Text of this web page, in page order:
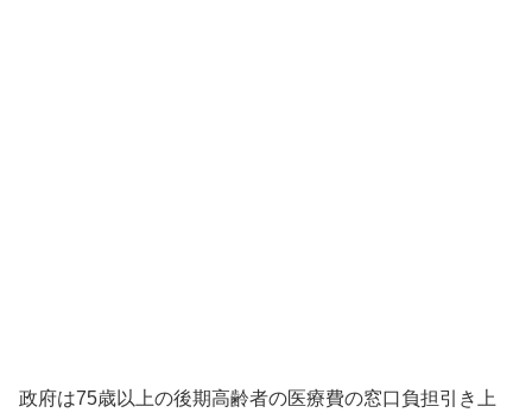
政府は75歳以上の後期高齢者の医療費の窓口負担引き上